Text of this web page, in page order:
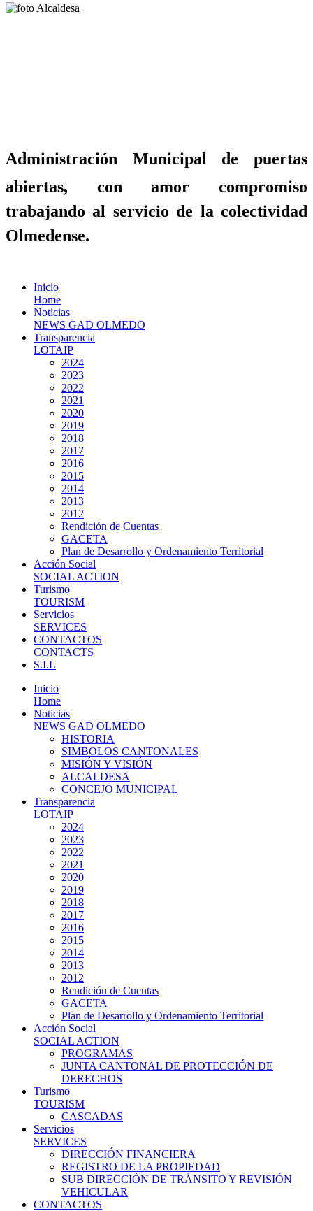
Administración Municipal de puertas
abiertas, con amor compromiso
trabajando al servicio de la colectividad
Olmedense.
Inicio
Home
Noticias
NEWS GAD OLMEDO
Transparencia
LOTAIP
2024
2023
2022
2021
2020
2019
2018
2017
2016
2015
2014
2013
2012
Rendición de Cuentas
GACETA
Plan de Desarrollo y Ordenamiento Territorial
Acción Social
SOCIAL ACTION
Turismo
TOURISM
Servicios
SERVICES
CONTACTOS
CONTACTS
S.I.L
Inicio
Home
Noticias
NEWS GAD OLMEDO
HISTORIA
SIMBOLOS CANTONALES
MISIÓN Y VISIÓN
ALCALDESA
CONCEJO MUNICIPAL
Transparencia
LOTAIP
2024
2023
2022
2021
2020
2019
2018
2017
2016
2015
2014
2013
2012
Rendición de Cuentas
GACETA
Plan de Desarrollo y Ordenamiento Territorial
Acción Social
SOCIAL ACTION
PROGRAMAS
JUNTA CANTONAL DE PROTECCIÓN DE
DERECHOS
Turismo
TOURISM
CASCADAS
Servicios
SERVICES
DIRECCIÓN FINANCIERA
REGISTRO DE LA PROPIEDAD
SUB DIRECCIÓN DE TRÁNSITO Y REVISIÓN
VEHICULAR
CONTACTOS